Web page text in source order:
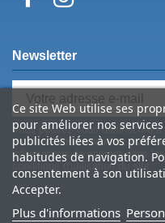
Ce site Web utilise ses
pour améliorer nos
publicités liées à vos
habitudes de navigation.
consentement à son
Accepter.
Plus d'informations
Newsletter
Vous pouvez vous désinscrire à
moment. Vous trouverez pour
informations de contact dans les
conditions d'utilisation du site.